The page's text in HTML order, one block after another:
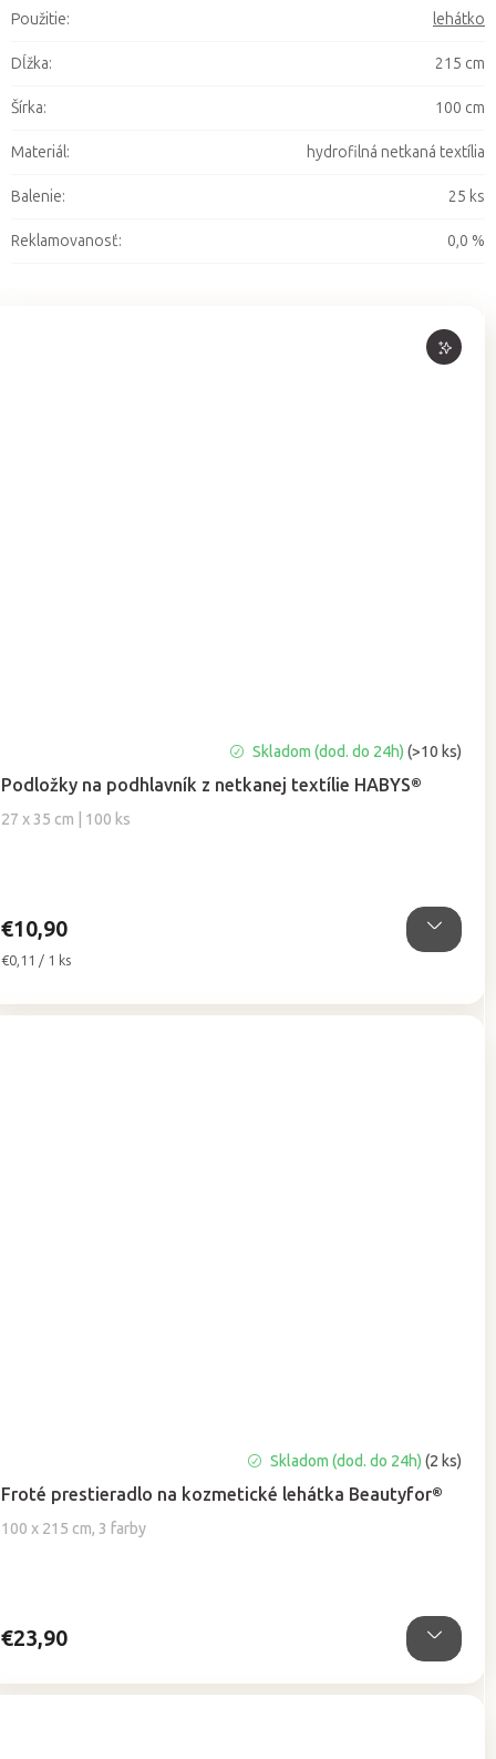
Podložky na podhlavník z netkanej textílie HABYS®
27 x 35 cm | 100 ks
hodnotenie
produktu
je
Skladom (dod. do 24h)(>10 ks)
€10,90
Jednotková
€0,11 / 1 ks
Froté prestieradlo na kozmetické lehátka Beautyfor®
100 x 215 cm, 3 farby
hodnotenie
produktu
je
Skladom (dod. do 24h)(2 ks)
€23,90
Použitie: lehátko
Dĺžka: 215 cm
Šírka: 100 cm
Materiál: hydrofilná netkaná textília
Balenie: 25 ks
Reklamovanosť: 0,0 %